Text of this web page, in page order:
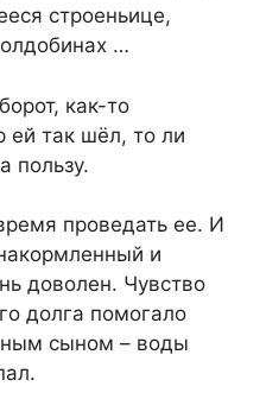
строеньице,
…
как-то
ей так шёл, то ли
пользу.
проведать ее. И
и
доволен. Чувство
долга помогало
сыном – воды